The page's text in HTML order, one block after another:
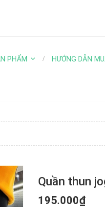
PHẨM HƯỚNG DẪN
Quần thun
195.000₫